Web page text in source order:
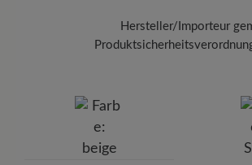
Hersteller/Importeur
Pleidelsheimer Str. 15/1, 74321
E-mail:
kundenbetreuung@baer-
Telefon: 0800 51 65 65 56